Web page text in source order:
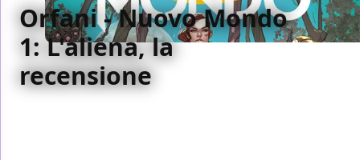
Orfani - Nuovo Mondo
1: L'aliena, la
recensione